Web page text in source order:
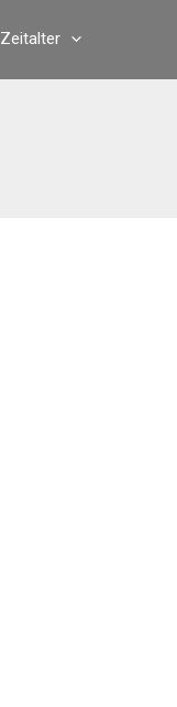
Zeitalter